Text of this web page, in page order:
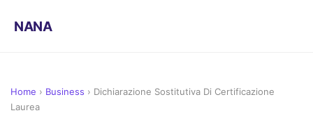
NANA
Home › Business › Dichiarazione Sostitutiva Di Certificazione
Laurea